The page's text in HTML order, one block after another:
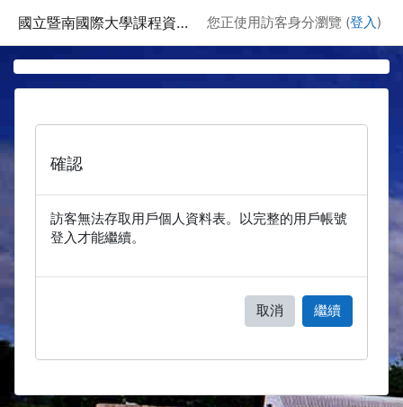
國立暨南國際大學課程資訊網 您正使用訪客身分瀏覽 (登入 )
確認
訪客無法存取用戶個人資料表。以完整的用戶帳號
登入才能繼續。
取消 繼續